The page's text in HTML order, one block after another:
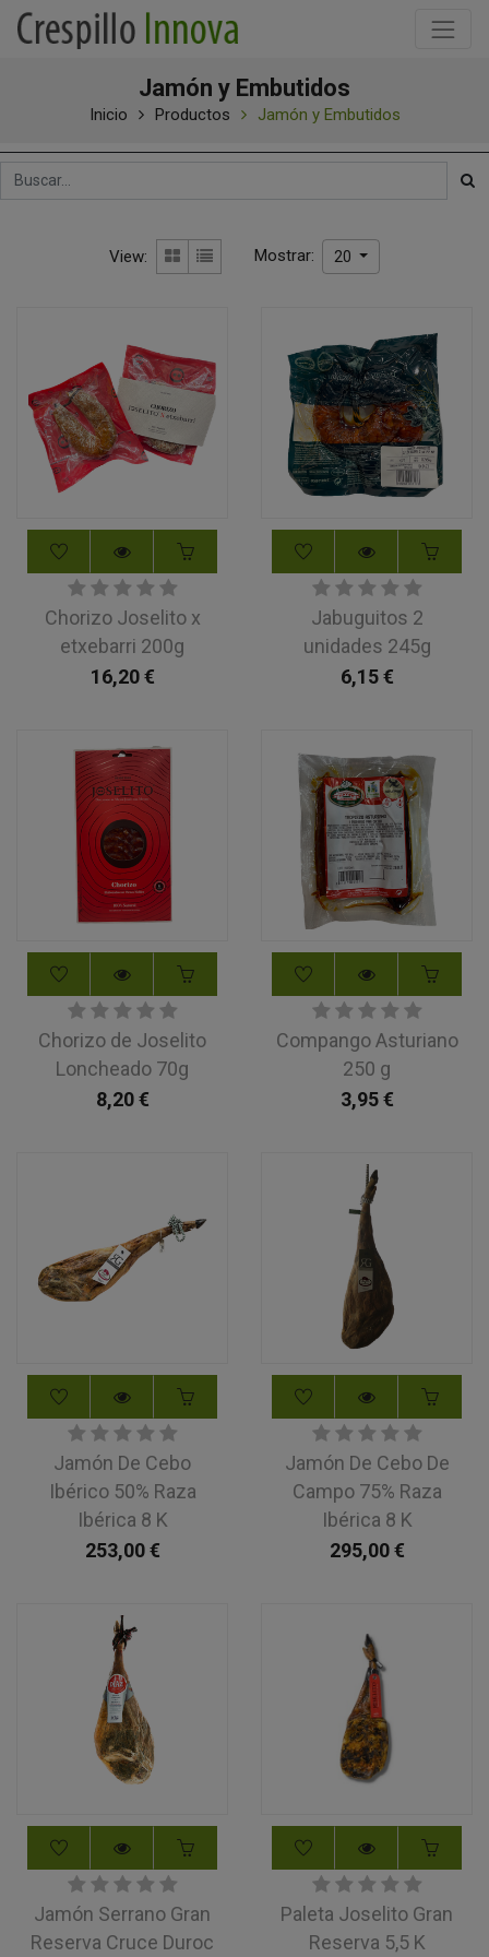
Jamón y Embutidos
Inicio Productos Jamón y Embutidos
View: Mostrar: 20
Chorizo Joselito x
etxebarri 200g
16,20€
Jabuguitos 2
unidades 245g
6,15€
Chorizo de Joselito
Loncheado 70g
8,20€
Compango Asturiano
250 g
3,95€
Jamón De Cebo
Ibérico 50% Raza
Ibérica 8 K
253,00€
Jamón De Cebo De
Campo 75% Raza
Ibérica 8 K
295,00€
Jamón Serrano Gran
Reserva Cruce Duroc
Paleta Joselito Gran
Reserva 5,5 K